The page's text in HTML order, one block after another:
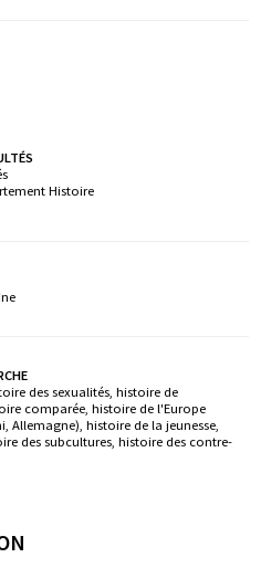
Histoire
des sexualités, histoire de
comparée, histoire de l'Europe
Allemagne), histoire de la jeunesse,
des subcultures, histoire des contre-